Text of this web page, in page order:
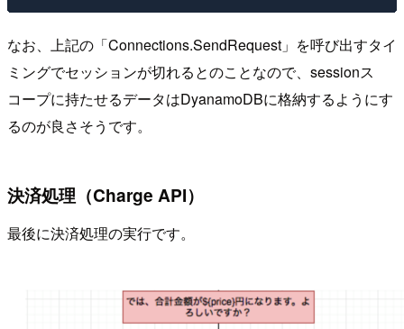
なお、上記の「Connections.SendRequest」を呼び出すタイ
ミングでセッションが切れるとのことなので、sessionス
コープに持たせるデータはDyanamoDBに格納するようにす
るのが良さそうです。
決済処理（Charge API）
最後に決済処理の実行です。